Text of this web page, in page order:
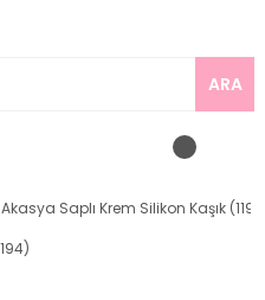
ARA
Akasya Saplı Krem Silikon Kaşık